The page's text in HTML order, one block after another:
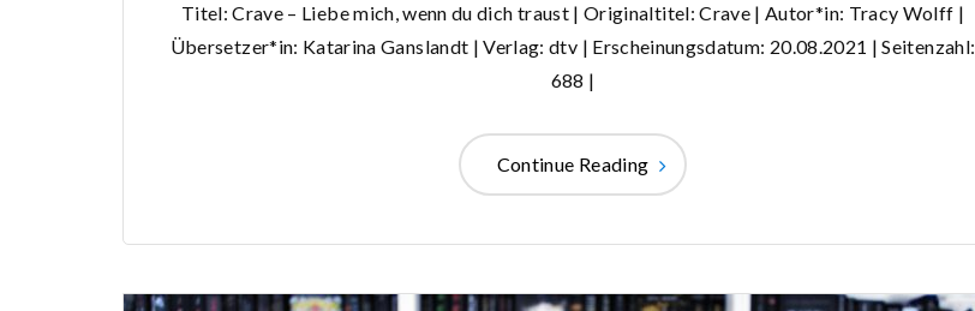
Titel: Crave – Liebe mich, wenn du dich traust | Originaltitel: Crave | Autor*in: Tracy Wolff |
Übersetzer*in: Katarina Ganslandt | Verlag: dtv | Erscheinungsdatum: 20.08.2021 | Seitenzahl:
688 |
Continue Reading